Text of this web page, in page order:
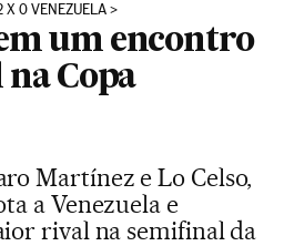
X 0 VENEZUELA
um encontro
Copa
Martínez e Lo Celso,
a Venezuela e
rival na semifinal da